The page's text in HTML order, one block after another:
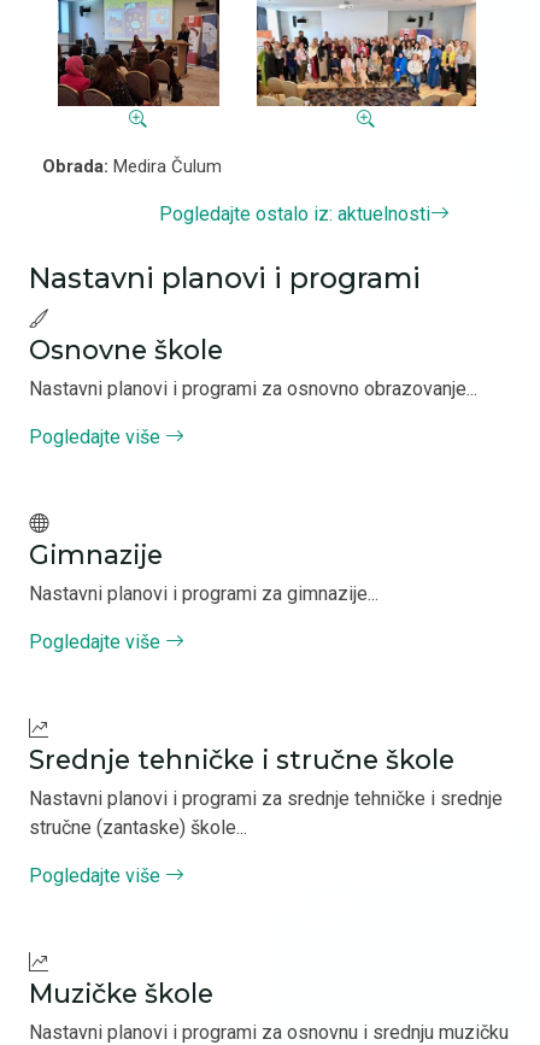
Obrada: Medira Čulum
Pogledajte ostalo iz: aktuelnosti
Nastavni planovi i programi
Osnovne škole
Nastavni planovi i programi za osnovno obrazovanje...
Pogledajte više
Gimnazije
Nastavni planovi i programi za gimnazije...
Pogledajte više
Srednje tehničke i stručne škole
Nastavni planovi i programi za srednje tehničke i srednje
stručne (zantaske) škole...
Pogledajte više
Muzičke škole
Nastavni planovi i programi za osnovnu i srednju muzičku